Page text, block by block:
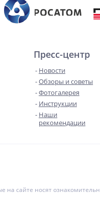
Пресс-центр
Новости
Обзоры и советы
Фотогалерея
Инструкции
Наши
рекомендации
на сайте носят